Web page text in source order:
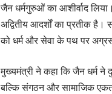
जैन धर्मगुरुओं का आशीर्वाद
अद्वितीय आदर्शों का प्रतीक
को धर्म और सेवा के पथ पर
मुख्यमंत्री ने कहा कि जैन धर्म ने
बल्कि संगठन और सामाजिक